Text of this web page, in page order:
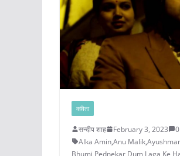
कविता
सन्दीप शाह February 3, 2023
Alka Amin,Anu Malik,
Bhumi Pednekar Dum Laga Ke